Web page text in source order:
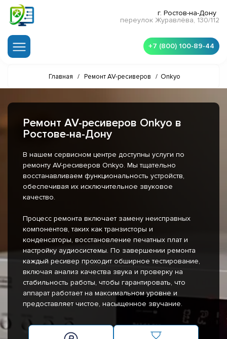
г. Ростов-на-Дону
переулок Журавлёва, 130/112
+7 (800) 100-89-44
Главная / Ремонт AV-ресиверов / Onkyo
Ремонт AV-ресиверов Onkyo в
Ростове-на-Дону
В нашем сервисном центре доступны услуги по
ремонту AV-ресиверов Onkyo. Мы тщательно
восстанавливаем функциональность устройств,
обеспечивая их исключительное звуковое
качество.
Процесс ремонта включает замену неисправных
компонентов, таких как транзисторы и
конденсаторы, восстановление печатных плат и
настройку аудиосистемы. По завершении ремонта
каждый ресивер проходит обширное тестирование,
включая анализ качества звука и проверку на
стабильность работы, чтобы гарантировать, что
аппарат работает на максимальном уровне и
предоставляет чистое, насыщенное звучание.